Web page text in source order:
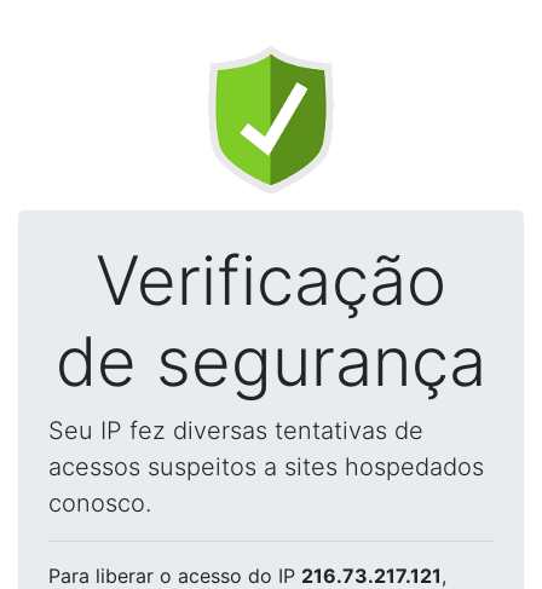
Verificação
de segurança
Seu IP fez diversas tentativas de
acessos suspeitos a sites hospedados
conosco.
Para liberar o acesso do IP 216.73.217.121,